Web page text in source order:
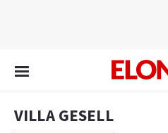
VILLA GESELL